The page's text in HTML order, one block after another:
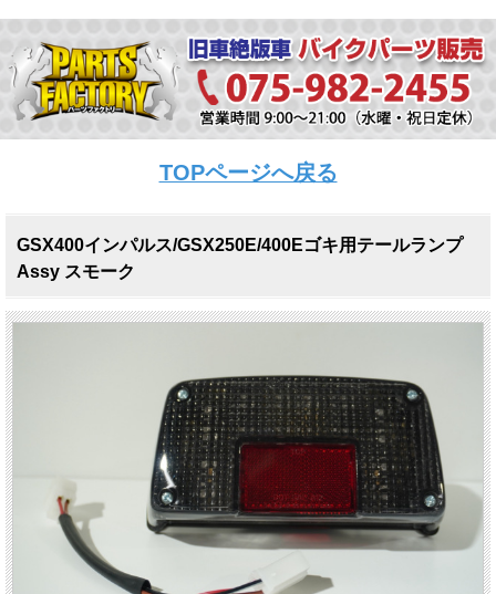
TOPページへ戻る
GSX400インパルス/GSX250E/400Eゴキ用テールランプ
Assy スモーク